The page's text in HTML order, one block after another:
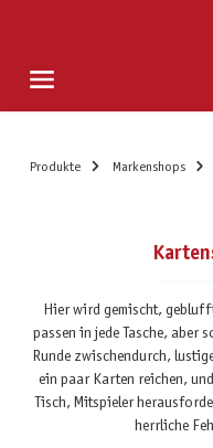
Produkte Markenshops
Hier wird gemischt,
passen in jede Tasche, aber
Runde zwischendurch,
ein paar Karten reichen,
Tisch, Mitspieler
herrliche